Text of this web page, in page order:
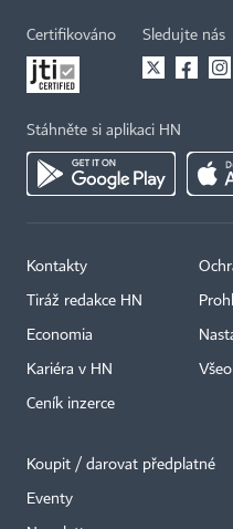
Certifikováno Sledujte nás
Stáhněte si aplikaci HN
Kontakty
Tiráž redakce HN
Economia
Kariéra v HN
Ceník inzerce
Koupit / darovat předplatné
Eventy